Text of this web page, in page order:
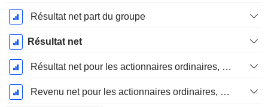
Résultat net part du groupe
Résultat net
Résultat net pour les actionnaires ordinaires, éléments exceptionnels inclus.
Revenu net pour les actionnaires ordinaires, hors éléments exceptionnelsRésultat net pour les actionnaires ordinaires, éléments exceptionnels exclus.